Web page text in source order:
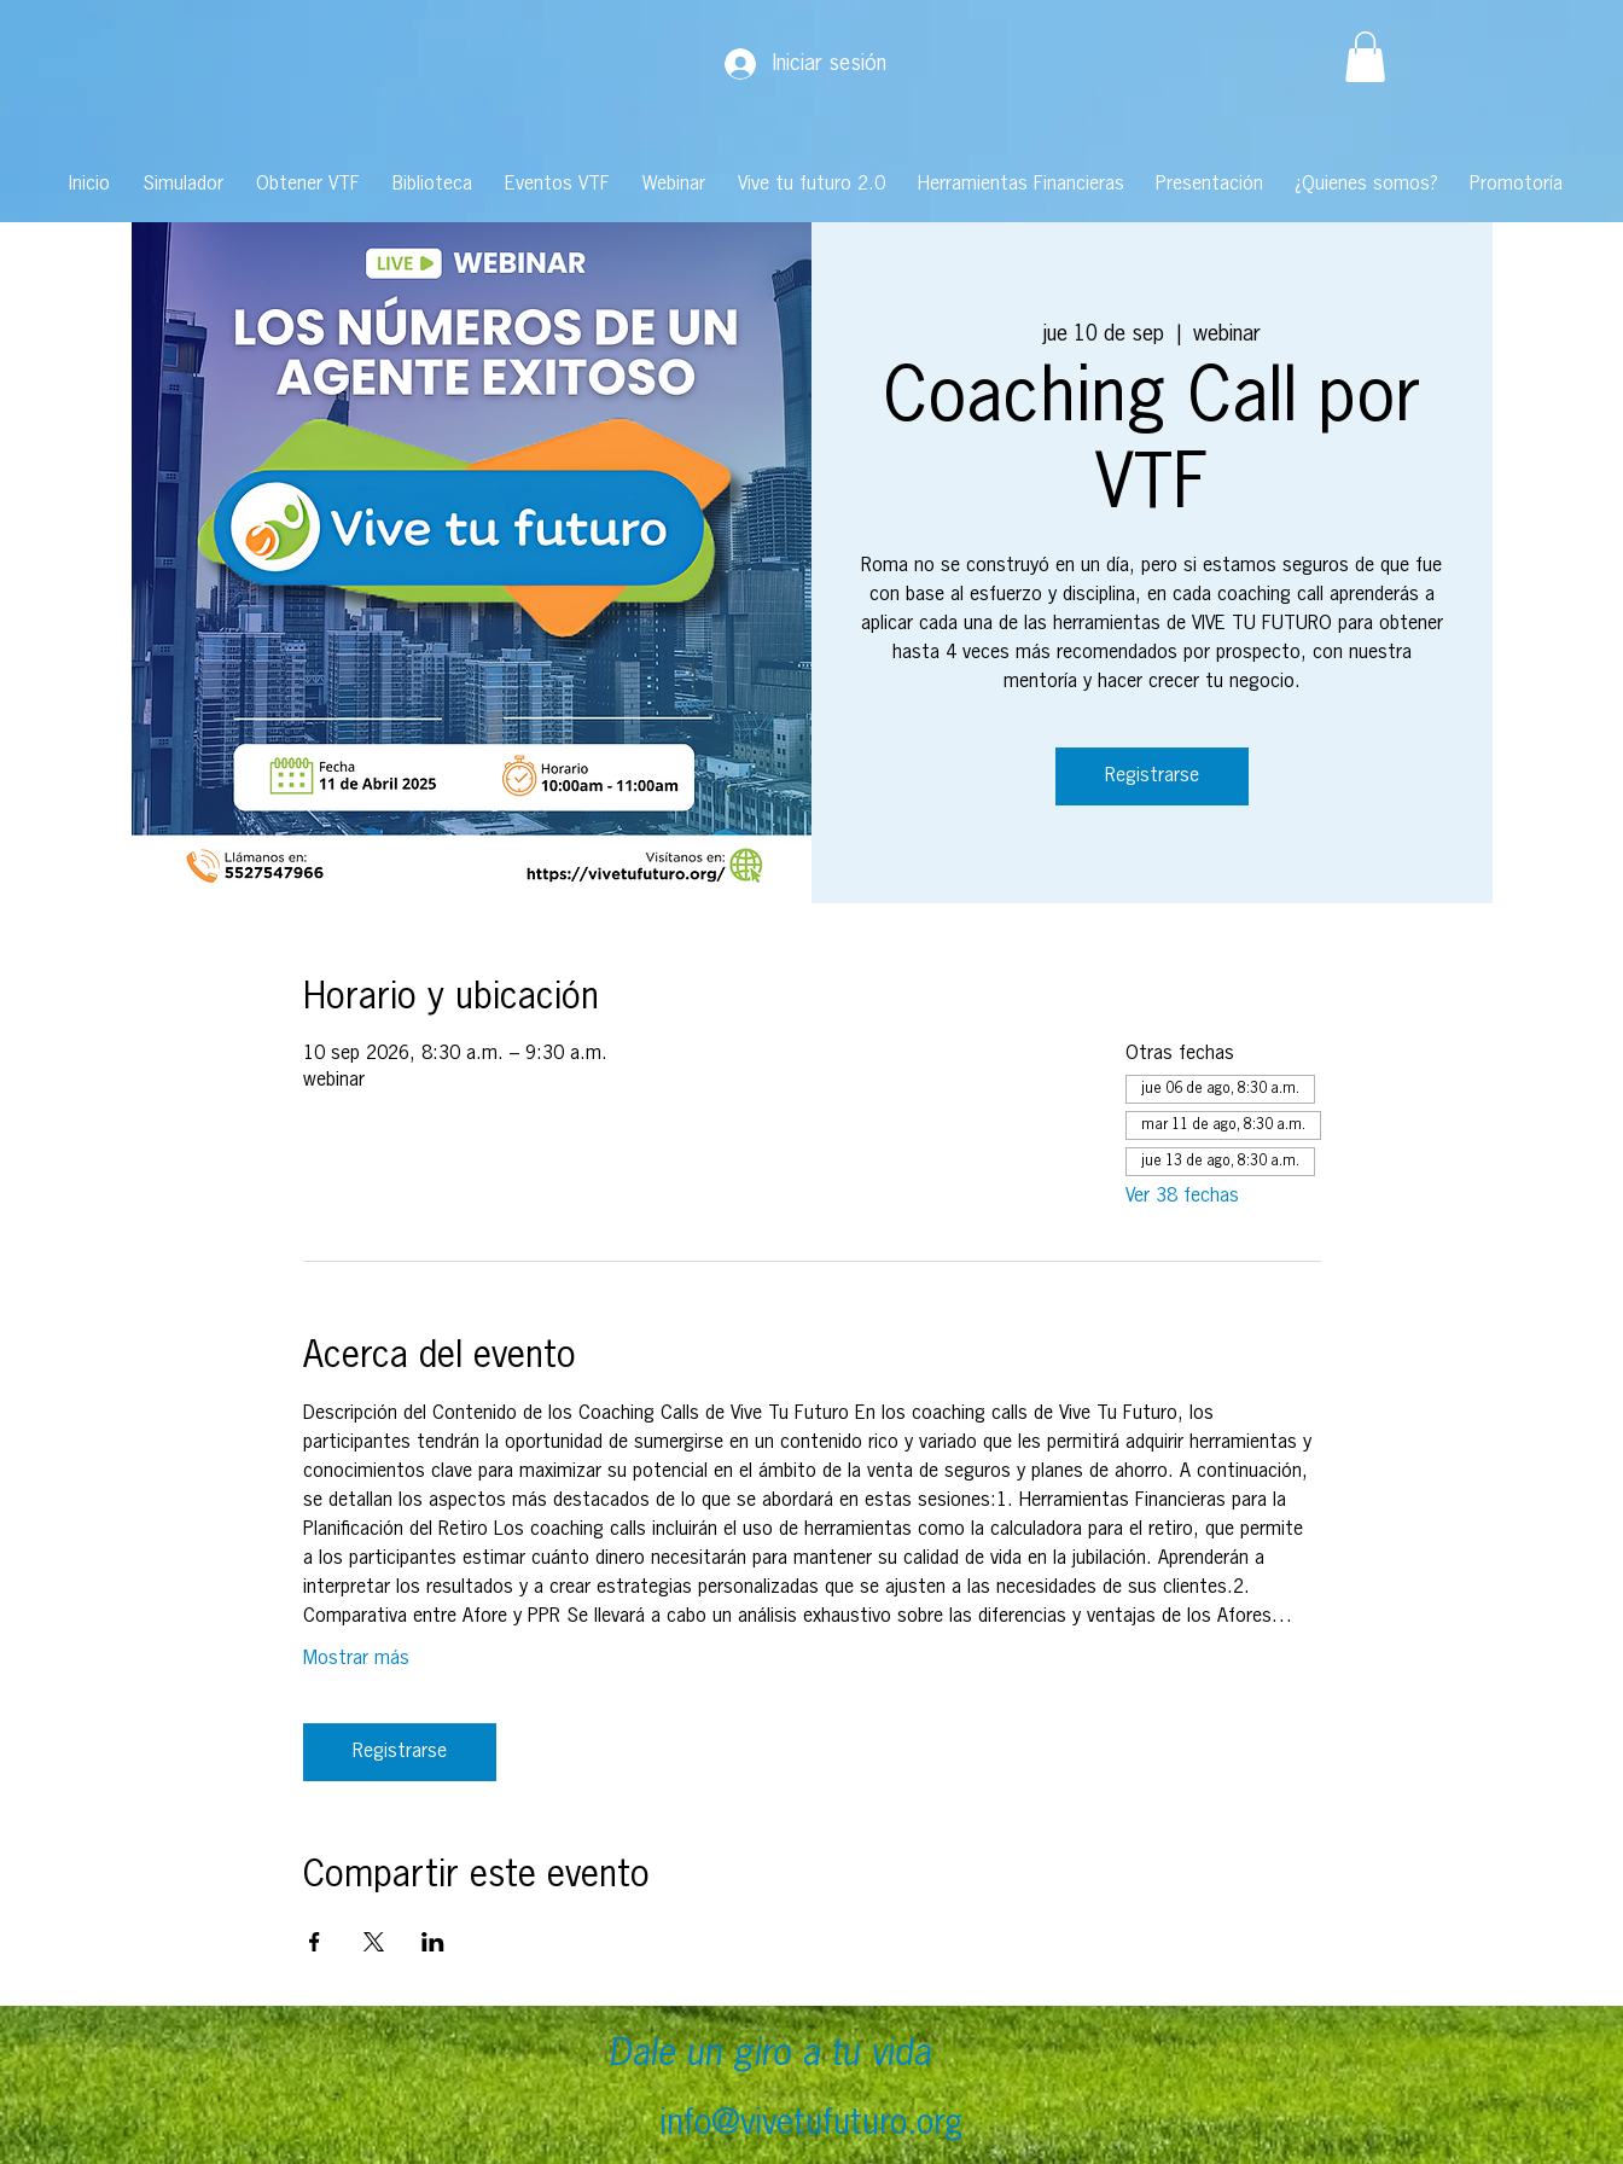
Iniciar sesión
Inicio Simulador Obtener VTF Biblioteca Eventos VTF Webinar Vive tu futuro 2.0 Herramientas Financieras Presentación ¿Quienes somos? Promotoría
jue 10 de sep webinar
Coaching Call por
VTF
Roma no se construyó en un día, pero si estamos seguros de que fue
con base al esfuerzo y disciplina, en cada coaching call aprenderás a
aplicar cada una de las herramientas de VIVE TU FUTURO para obtener
hasta 4 veces más recomendados por prospecto, con nuestra
mentoría y hacer crecer tu negocio.
Registrarse
Horario y ubicación
10 sep 2026, 8:30 a.m. – 9:30 a.m.
webinar
Otras fechas
jue 06 de ago, 8:30 a.m.
mar 11 de ago, 8:30 a.m.
jue 13 de ago, 8:30 a.m.
Ver 38 fechas
Acerca del evento
Descripción del Contenido de los Coaching Calls de Vive Tu Futuro En los coaching calls de Vive Tu Futuro, los
participantes tendrán la oportunidad de sumergirse en un contenido rico y variado que les permitirá adquirir herramientas y
conocimientos clave para maximizar su potencial en el ámbito de la venta de seguros y planes de ahorro. A continuación,
se detallan los aspectos más destacados de lo que se abordará en estas sesiones:1. Herramientas Financieras para la
Planificación del Retiro Los coaching calls incluirán el uso de herramientas como la calculadora para el retiro, que permite
a los participantes estimar cuánto dinero necesitarán para mantener su calidad de vida en la jubilación. Aprenderán a
interpretar los resultados y a crear estrategias personalizadas que se ajusten a las necesidades de sus clientes.2.
Comparativa entre Afore y PPR Se llevará a cabo un análisis exhaustivo sobre las diferencias y ventajas de los Afores…
Mostrar más
Registrarse
Compartir este evento
Dale un giro a tu vida
info@vivetufuturo.org